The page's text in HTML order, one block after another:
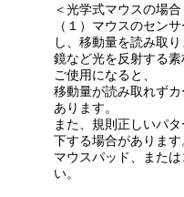
＜光学式マウスの場合
（１）マウスのセン
し、移動量を読み取り
鏡など光を反射する
ご使用になると、
移動量が読み取れず
あります。
また、規則正しいパ
下する場合があります
マウスパッド、また
い。